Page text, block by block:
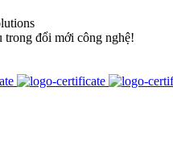
trong đổi mới công nghệ!